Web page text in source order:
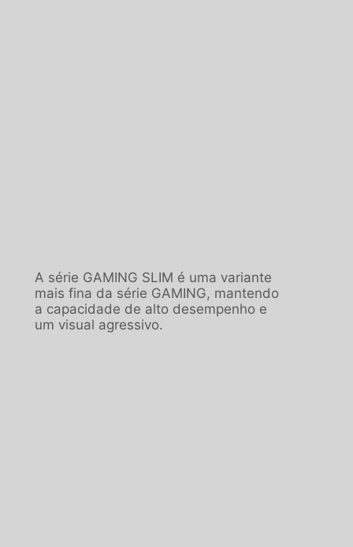
A série GAMING SLIM é uma variante
mais fina da série GAMING, mantendo
a capacidade de alto desempenho e
um visual agressivo.